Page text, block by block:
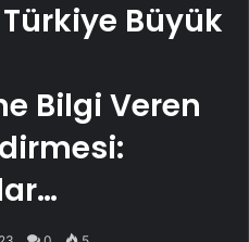
Büyük
Bilgi Veren